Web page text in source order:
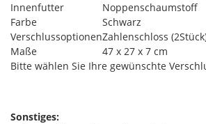
Innenfutter
Noppenschaumstoff
Farbe
Schwarz
VerschlussoptionenZahlenschloss
Maße
47 x 27 x 7 cm
Bitte wählen Sie Ihre gewünschte
Sonstiges: